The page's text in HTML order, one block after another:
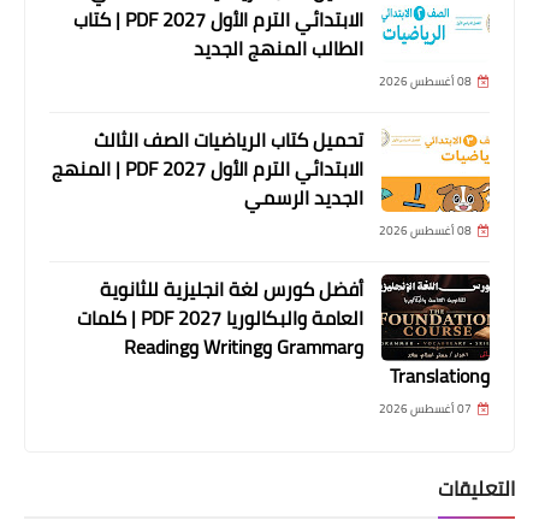
الابتدائي الترم الأول 2027 PDF | كتاب
الطالب المنهج الجديد
08 أغسطس 2026
تحميل كتاب الرياضيات الصف الثالث
الابتدائي الترم الأول 2027 PDF | المنهج
الجديد الرسمي
08 أغسطس 2026
أفضل كورس لغة انجليزية للثانوية
العامة والبكالوريا 2027 PDF | كلمات
وGrammar وWriting وReading
وTranslation
07 أغسطس 2026
التعليقات